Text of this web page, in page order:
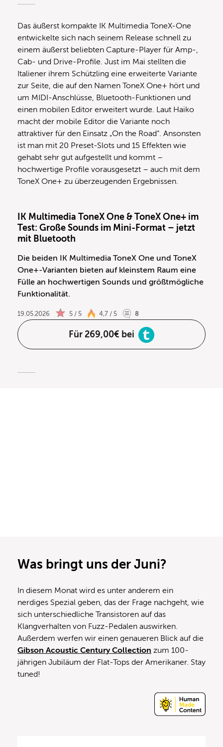
Das äußerst kompakte IK Multimedia ToneX-One
entwickelte sich nach seinem Release schnell zu
einem äußerst beliebten Capture-Player für Amp-,
Cab- und Drive-Profile. Just im Mai stellten die
Italiener ihrem Schützling eine erweiterte Variante
zur Seite, die auf den Namen ToneX One+ hört und
um MIDI-Anschlüsse, Bluetooth-Funktionen und
einen mobilen Editor erweitert wurde. Laut Haiko
macht der mobile Editor die Variante noch
attraktiver für den Einsatz „On the Road“. Ansonsten
ist man mit 20 Preset-Slots und 15 Effekten wie
gehabt sehr gut aufgestellt und kommt –
hochwertige Profile vorausgesetzt – auch mit dem
ToneX One+ zu überzeugenden Ergebnissen.
IK Multimedia ToneX One & ToneX One+ im
Test: Große Sounds im Mini-Format – jetzt
mit Bluetooth
Die beiden IK Multimedia ToneX One und ToneX
One+-Varianten bieten auf kleinstem Raum eine
Fülle an hochwertigen Sounds und größtmögliche
Funktionalität.
19.05.2026 5 / 5 4,7 / 5 8
Für 269,00€ bei
Was bringt uns der Juni?
In diesem Monat wird es unter anderem ein
nerdiges Spezial geben, das der Frage nachgeht, wie
sich unterschiedliche Transistoren auf das
Klangverhalten von Fuzz-Pedalen auswirken.
Außerdem werfen wir einen genaueren Blick auf die
Gibson Acoustic Century Collection zum 100-
jährigen Jubiläum der Flat-Tops der Amerikaner. Stay
tuned!